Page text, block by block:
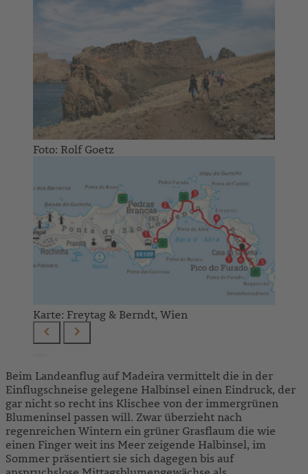
Foto: Rolf Goetz
Karte: Freytag & Berndt, Wien
Beim Landeanflug auf Madeira vermittelt die in der
Einflugschneise gelegene Halbinsel einen Eindruck, der
gar nicht so recht ins Klischee von der immergrünen
Blumeninsel passen will. Zwar überzieht nach
regenreichen Wintern ein grüner Grasflaum die wie
einen Finger weit ins Meer zeigende Halbinsel, im
Sommer präsentiert sie sich dagegen bis auf